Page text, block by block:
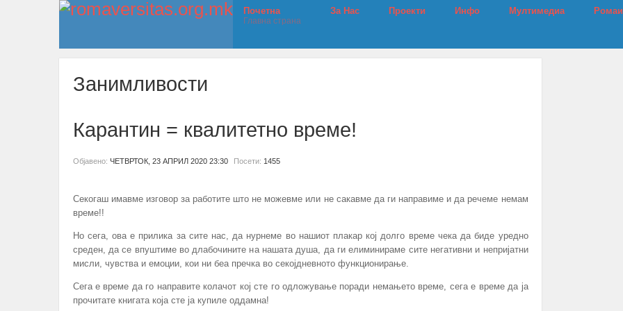
Почетна
Главна страна
За Нас Проекти Инфо Мултимедиа
Занимливости
Карантин = квалитетно време!
Објавено: ЧЕТВРТОК, 23 АПРИЛ 2020 23:30 Посети: 1455
Секогаш имавме изговор за работите што не можевме или не сакавме да ги направиме и да речеме немам
време!!
Но сега, ова е прилика за сите нас, да нурнеме во нашиот плакар кој долго време чека да биде уредно
среден, да се впуштиме во длабочините на нашата душа, да ги елиминираме сите негативни и непријатни
мисли, чувства и емоции, кои ни беа пречка во секојдневното функционирање.
Сега е време да го направите колачот кој сте го одложување поради немањето време, сега е време да ја
прочитате книгата која сте ја купиле оддамна!